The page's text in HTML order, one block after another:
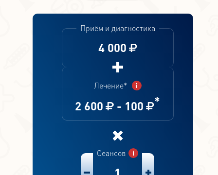
4 000
Приём и диагностика
2 600 - 100 *
Лечение*
Сеансов